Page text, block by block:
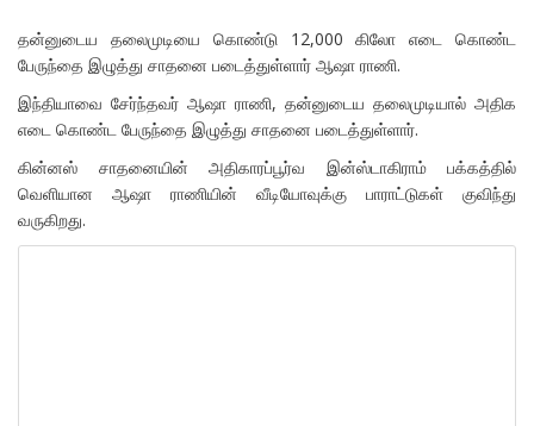
தன்னுடைய தலைமுடியை கொண்டு 12,000 கிலோ எடை கொண்ட
பேருந்தை இழுத்து சாதனை படைத்துள்ளார் ஆஷா ராணி.
இந்தியாவை சேர்ந்தவர் ஆஷா ராணி, தன்னுடைய தலைமுடியால் அதிக
எடை கொண்ட பேருந்தை இழுத்து சாதனை படைத்துள்ளார்.
கின்னஸ் சாதனையின் அதிகாரப்பூர்வ இன்ஸ்டாகிராம் பக்கத்தில்
வெளியான ஆஷா ராணியின் வீடியோவுக்கு பாராட்டுகள் குவிந்து
வருகிறது.